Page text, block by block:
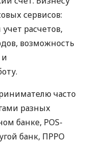
сервисов:
расчетов,
возможность
и
часто
разных
банке, POS-
банк, ПРРО